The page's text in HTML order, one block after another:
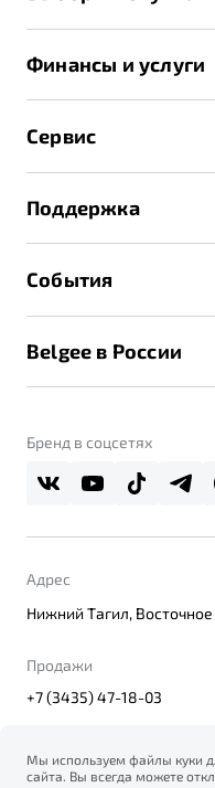
X70
Спецпредложения и Акции
Записаться на тест-драйв
Получить предложение
Финансы и услуги
Трейд-ин
Страхование
Расчет КАСКО
Сервис
Руководство по
Техническое
Калькулятор ТО
Поддержка
Помощь на дорогах
Belgee Линк
События
Контакты
Belgee в России
О дилерском центре
Правовая информация
Бренд в соцсетях
Адрес
Нижний Тагил, Восточное
Продажи
+7 (3435) 47-18-03
© 2026
Мы используем файлы куки
сайта. Вы всегда можете